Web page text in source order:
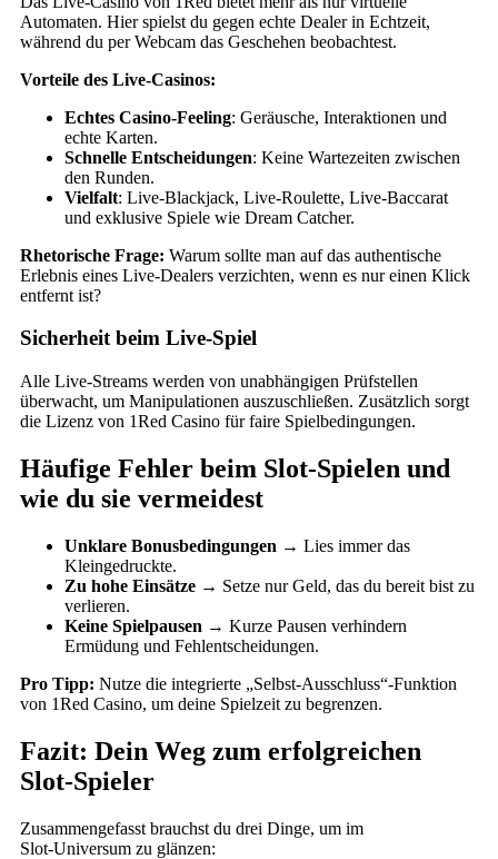
Automaten. Hier spielst du gegen echte Dealer in Echtzeit,
während du per Webcam das Geschehen beobachtest.
Vorteile des Live‑Casinos:
Echtes Casino‑Feeling: Geräusche, Interaktionen und
echte Karten.
Schnelle Entscheidungen: Keine Wartezeiten zwischen
den Runden.
Vielfalt: Live‑Blackjack, Live‑Roulette, Live‑Baccarat
und exklusive Spiele wie Dream Catcher.
Rhetorische Frage: Warum sollte man auf das authentische
Erlebnis eines Live‑Dealers verzichten, wenn es nur einen Klick
entfernt ist?
Sicherheit beim Live‑Spiel
Alle Live‑Streams werden von unabhängigen Prüfstellen
überwacht, um Manipulationen auszuschließen. Zusätzlich sorgt
die Lizenz von 1Red Casino für faire Spielbedingungen.
Häufige Fehler beim Slot‑Spielen und
wie du sie vermeidest
Unklare Bonusbedingungen → Lies immer das
Kleingedruckte.
Zu hohe Einsätze → Setze nur Geld, das du bereit bist zu
verlieren.
Keine Spielpausen → Kurze Pausen verhindern
Ermüdung und Fehlentscheidungen.
Pro Tipp: Nutze die integrierte „Selbst‑Ausschluss“-Funktion
von 1Red Casino, um deine Spielzeit zu begrenzen.
Fazit: Dein Weg zum erfolgreichen
Slot‑Spieler
Zusammengefasst brauchst du drei Dinge, um im
Slot‑Universum zu glänzen: